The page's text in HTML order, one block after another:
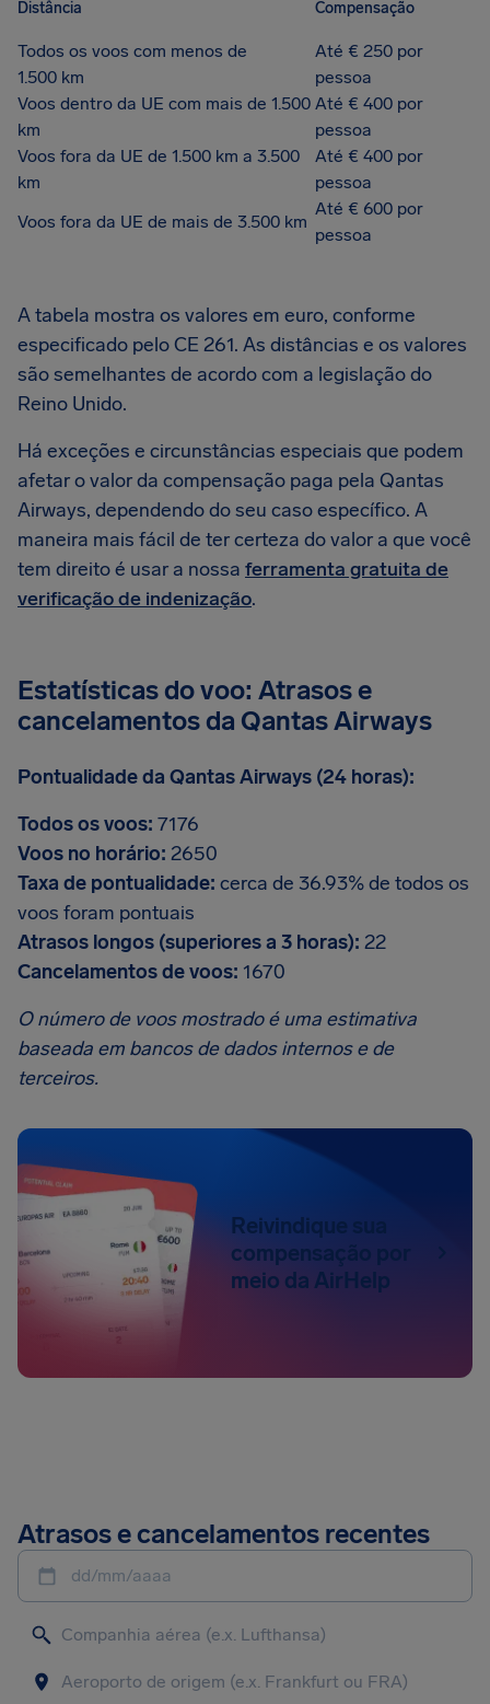
Distância Compensação
Todos os voos com menos de
1.500 km
Até € 250 por
pessoa
Voos dentro da UE com mais de 1.500
km
Até € 400 por
pessoa
Voos fora da UE de 1.500 km a 3.500
km
Até € 400 por
pessoa
Voos fora da UE de mais de 3.500 km
Até € 600 por
pessoa
A tabela mostra os valores em euro, conforme
especificado pelo CE 261. As distâncias e os valores
são semelhantes de acordo com a legislação do
Reino Unido.
Há exceções e circunstâncias especiais que podem
afetar o valor da compensação paga pela Qantas
Airways, dependendo do seu caso específico. A
maneira mais fácil de ter certeza do valor a que você
tem direito é usar a nossa ferramenta gratuita de
verificação de indenização.
Estatísticas do voo: Atrasos e
cancelamentos da Qantas Airways
Pontualidade da Qantas Airways (24 horas):
Todos os voos: 7176
Voos no horário: 2650
Taxa de pontualidade: cerca de 36.93% de todos os
voos foram pontuais
Atrasos longos (superiores a 3 horas): 22
Cancelamentos de voos: 1670
O número de voos mostrado é uma estimativa
baseada em bancos de dados internos e de
terceiros.
Reivindique sua
compensação por
meio da AirHelp
Atrasos e cancelamentos recentes
dd/mm/aaaa